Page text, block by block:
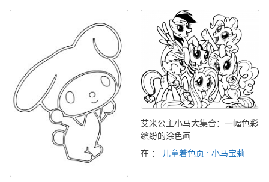
艾米公主小马大集合：一幅色彩
缤纷的涂色画
在 ：
儿童着色页 : 小马宝莉